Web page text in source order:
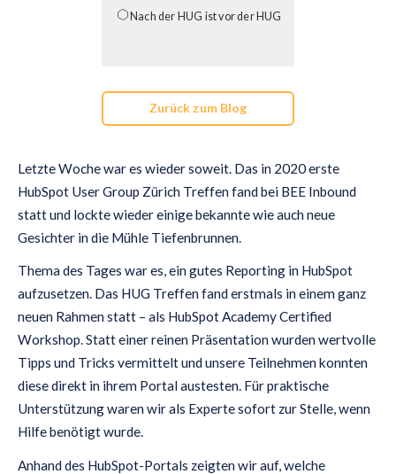
Nach der HUG ist vor der HUG
Zurück zum Blog
Letzte Woche war es wieder soweit. Das in 2020 erste
HubSpot User Group Zürich Treffen fand bei BEE Inbound
statt und lockte wieder einige bekannte wie auch neue
Gesichter in die Mühle Tiefenbrunnen.
Thema des Tages war es, ein gutes Reporting in HubSpot
aufzusetzen. Das HUG Treffen fand erstmals in einem ganz
neuen Rahmen statt – als HubSpot Academy Certified
Workshop. Statt einer reinen Präsentation wurden wertvolle
Tipps und Tricks vermittelt und unsere Teilnehmen konnten
diese direkt in ihrem Portal austesten. Für praktische
Unterstützung waren wir als Experte sofort zur Stelle, wenn
Hilfe benötigt wurde.
Anhand des HubSpot-Portals zeigten wir auf, welche